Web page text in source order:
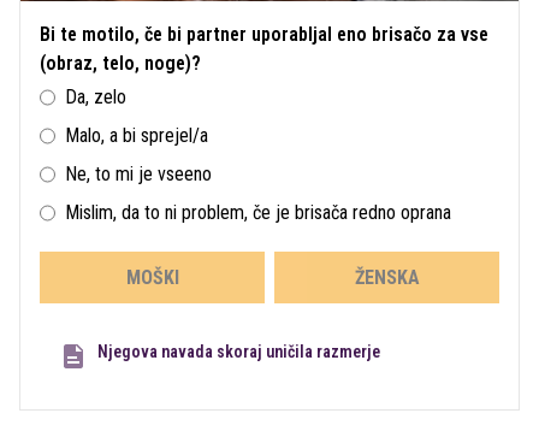
Bi te motilo, če bi partner uporabljal eno brisačo za vse
(obraz, telo, noge)?
Da, zelo
Malo, a bi sprejel/a
Ne, to mi je vseeno
Mislim, da to ni problem, če je brisača redno oprana
MOŠKI ŽENSKA
Njegova navada skoraj uničila razmerje